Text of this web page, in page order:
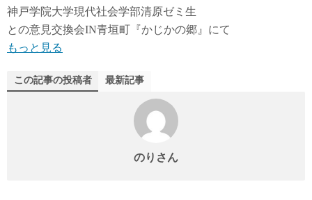
神戸学院大学現代社会学部清原ゼミ生
との意見交換会IN青垣町『かじかの郷』にて
もっと見る
この記事の投稿者 最新記事
のりさん